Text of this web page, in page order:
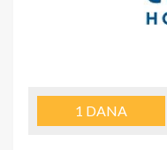
1 DANA